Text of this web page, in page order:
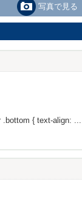
写真で見る
.bottom { text-align: ...